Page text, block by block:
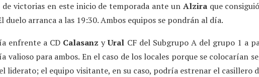
victorias en este inicio de temporada ante un Alziraque
duelo arranca a las 19:30. Ambos equipos se pondrán al día.
enfrente a CD Calasanz yUral CF del Subgrupo A del grupo 1 a
valioso para ambos. En el caso de los locales porque se colocarían
liderato; el equipo visitante, en su caso, podría estrenar el casillero